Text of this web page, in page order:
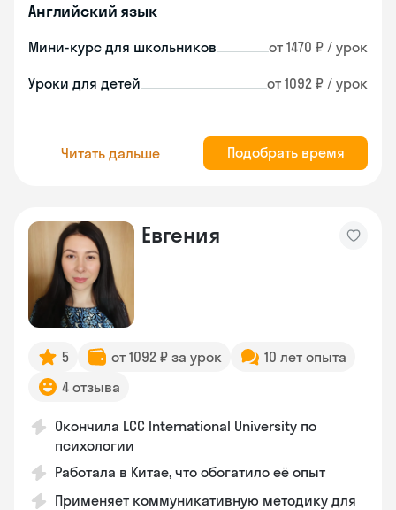
Английский язык
Мини-курс для школьников от 1470 ₽ / урок
Уроки для детей от 1092 ₽ / урок
Читать дальше Подобрать время
Евгения
5 от 1092 ₽ за урок
10 лет опыта
4 отзыва
Окончила LCC International University по
психологии
Работала в Китае, что обогатило её опыт
Применяет коммуникативную методику для